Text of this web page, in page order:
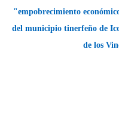
"empobrecimiento
del municipio tinerfeño de
de los